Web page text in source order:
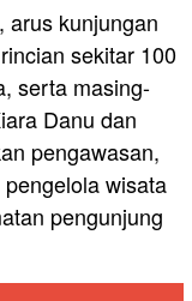
arus kunjungan
sekitar 100
serta masing-
Danu dan
pengawasan,
wisata
pengunjung